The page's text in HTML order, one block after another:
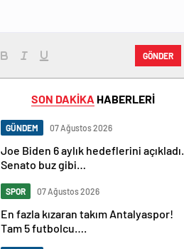
GÖNDER
SON DAKİKA HABERLERİ
GÜNDEM 07 Ağustos 2026
Joe Biden 6 aylık hedeflerini açıkladı.
Senato buz gibi…
SPOR 07 Ağustos 2026
En fazla kızaran takım Antalyaspor!
Tam 5 futbolcu….